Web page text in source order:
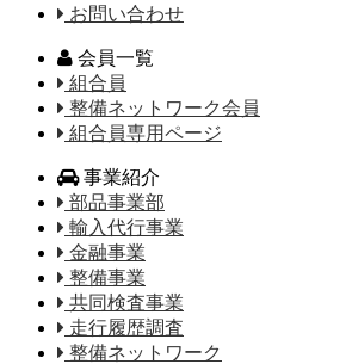
お問い合わせ
会員一覧
組合員
整備ネットワーク会員
組合員専用ページ
事業紹介
部品事業部
輸入代行事業
金融事業
整備事業
共同検査事業
走行履歴調査
整備ネットワーク